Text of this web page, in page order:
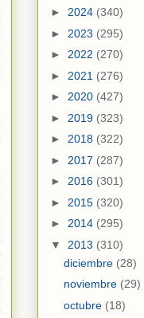
► 2024 (340)
► 2023 (295)
► 2022 (270)
► 2021 (276)
► 2020 (427)
► 2019 (323)
► 2018 (322)
► 2017 (287)
► 2016 (301)
► 2015 (320)
► 2014 (295)
▼ 2013 (310)
diciembre (28)
noviembre (29)
octubre (18)